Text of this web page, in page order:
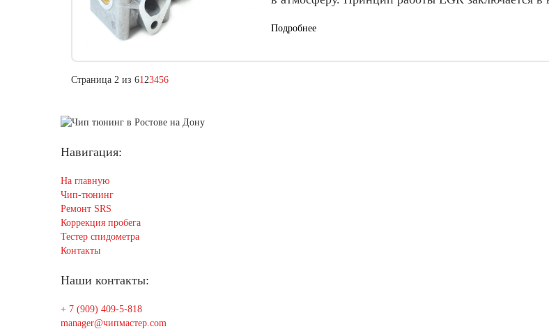
Подробнее
Страница 2 из 6123456
Навигация:
На главную
Чип-тюнинг
Ремонт SRS
Коррекция пробега
Тестер спидометра
Контакты
Наши контакты:
+ 7 (909) 409-5-818
manager@чипмастер.com